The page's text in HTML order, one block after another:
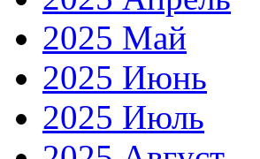
2025 Май
2025 Июнь
2025 Июль